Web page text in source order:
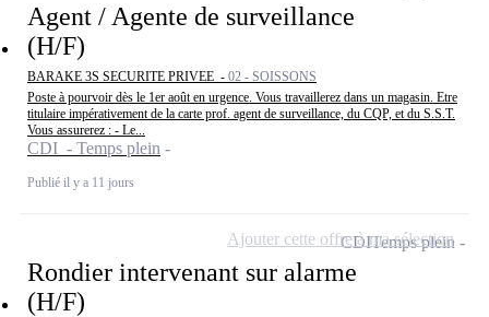
Agent / Agente de surveillance
(H/F)
BARAKE 3S SECURITE PRIVEE - 02 - SOISSONS
Poste à pourvoir dès le 1er août en urgence. Vous travaillerez dans un magasin. Etre
titulaire impérativement de la carte prof. agent de surveillance, du CQP, et du S.S.T.
Vous assurerez : - Le...
CDI - Temps plein
Publié il y a 11 jours
Rondier intervenant sur alarme
(H/F)
CDITemps plein
Ajouter cette offre à ma sélection